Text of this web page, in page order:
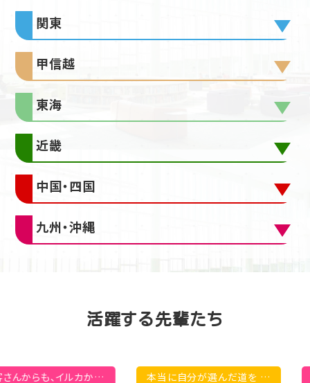
関東
甲信越
東海
近畿
中国・四国
九州・沖縄
活躍する先輩たち
イルカから
本当に自分が選んだ道を 最
いろんな